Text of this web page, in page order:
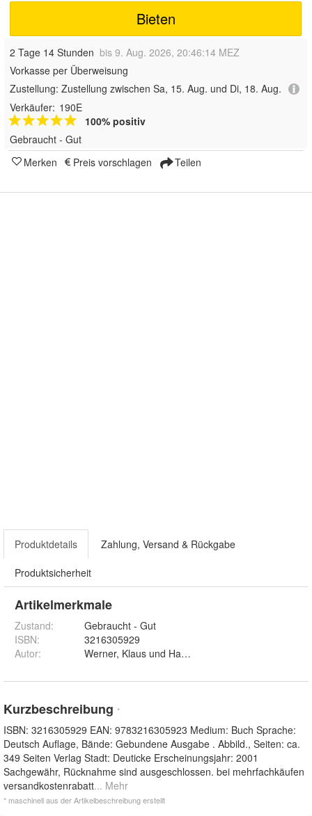
Bieten
2 Tage 14 Stunden bis 9. Aug. 2026, 20:46:14 MEZ
Vorkasse per Überweisung
Zustellung: Zustellung zwischen Sa, 15. Aug. und Di, 18. Aug.
Verkäufer: 190E
100% positiv
Gebraucht - Gut
Merken
Preis vorschlagen Teilen
Produktdetails Zahlung, Versand & Rückgabe
Produktsicherheit
Artikelmerkmale
Zustand:
Gebraucht - Gut
ISBN:
3216305929
Autor: Werner, Klaus und Hans Weiss
Kurzbeschreibung *
ISBN: 3216305929 EAN: 9783216305923 Medium: Buch Sprache:
Deutsch Auflage, Bände: Gebundene Ausgabe . Abbild., Seiten: ca.
349 Seiten Verlag Stadt: Deuticke Erscheinungsjahr: 2001
Sachgewähr, Rücknahme sind ausgeschlossen. bei mehrfachkäufen
versandkostenrabatt... Mehr
* maschinell aus der Artikelbeschreibung erstellt